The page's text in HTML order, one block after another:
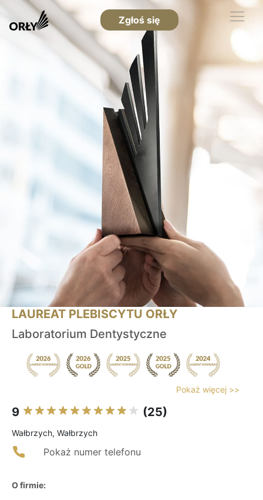
Zgłoś się
LAUREAT PLEBISCYTU ORŁY
Laboratorium Dentystyczne
Pokaż więcej >>
9 (25)
Wałbrzych, Wałbrzych
Pokaż numer telefonu
O firmie: